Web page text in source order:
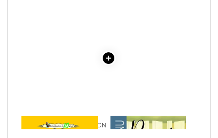
1 x COLT ALB - JACK LONDON 1 x RECREATIA MARE